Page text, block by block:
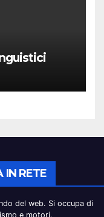
IN RETE
del web. Si occupa di
e motori.